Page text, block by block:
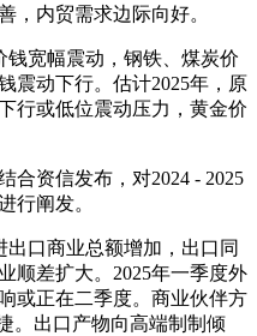
，内贸需求边际向好。
宽幅震动，钢铁、煤炭价
震动下行。估计2025年，原
行或低位震动压力，黄金价
资信发布，对2024 - 2025
行阐发。
口商业总额增加，出口同
顺差扩大。2025年一季度外
或正在二季度。商业伙伴方
。出口产物向高端制制倾